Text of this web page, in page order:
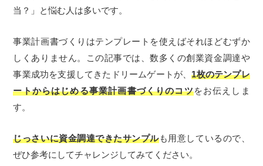
当？」と悩む人は多いです。
事業計画書づくりはテンプレートを使えばそれほどむずか
しくありません。この記事では、数多くの創業資金調達や
事業成功を支援してきたドリームゲートが、1枚のテンプレ
ートからはじめる事業計画書づくりのコツをお伝えしま
す。
じっさいに資金調達できたサンプルも用意しているので、
ぜひ参考にしてチャレンジしてみてください。